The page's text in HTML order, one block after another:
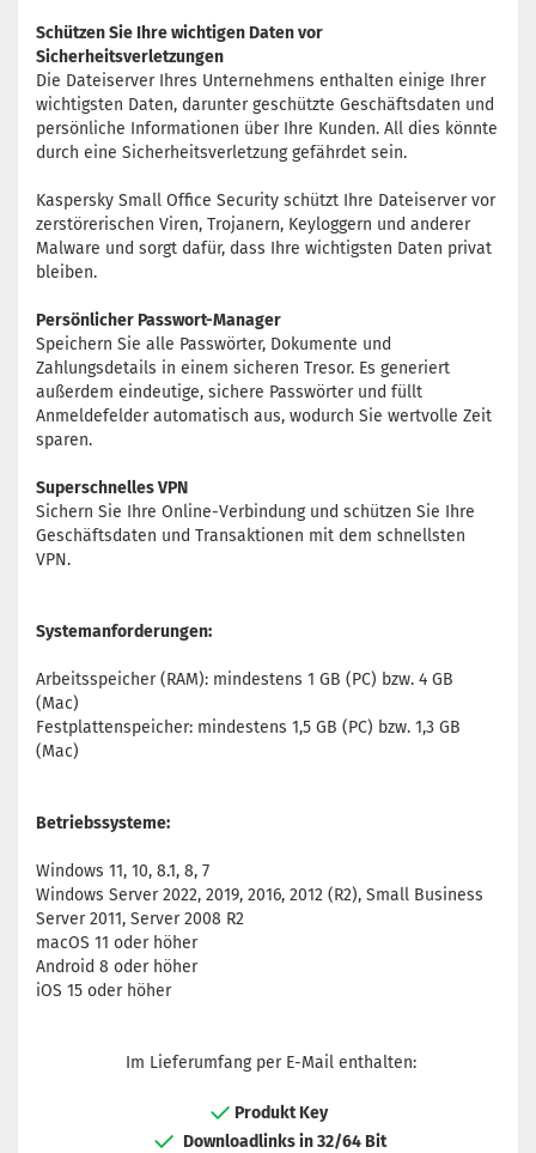
Schützen Sie Ihre wichtigen Daten vor
Sicherheitsverletzungen
Die Dateiserver Ihres Unternehmens enthalten einige Ihrer
wichtigsten Daten, darunter geschützte Geschäftsdaten und
persönliche Informationen über Ihre Kunden. All dies könnte
durch eine Sicherheitsverletzung gefährdet sein.
Kaspersky Small Office Security schützt Ihre Dateiserver vor
zerstörerischen Viren, Trojanern, Keyloggern und anderer
Malware und sorgt dafür, dass Ihre wichtigsten Daten privat
bleiben.
Persönlicher Passwort-Manager
Speichern Sie alle Passwörter, Dokumente und
Zahlungsdetails in einem sicheren Tresor. Es generiert
außerdem eindeutige, sichere Passwörter und füllt
Anmeldefelder automatisch aus, wodurch Sie wertvolle Zeit
sparen.
Superschnelles VPN
Sichern Sie Ihre Online-Verbindung und schützen Sie Ihre
Geschäftsdaten und Transaktionen mit dem schnellsten
VPN.
Systemanforderungen:
Arbeitsspeicher (RAM): mindestens 1 GB (PC) bzw. 4 GB
(Mac)
Festplattenspeicher: mindestens 1,5 GB (PC) bzw. 1,3 GB
(Mac)
Betriebssysteme:
Windows 11, 10, 8.1, 8, 7
Windows Server 2022, 2019, 2016, 2012 (R2), Small Business
Server 2011, Server 2008 R2
macOS 11 oder höher
Android 8 oder höher
iOS 15 oder höher
Im Lieferumfang per E-Mail enthalten:
Produkt Key
Downloadlinks in 32/64 Bit